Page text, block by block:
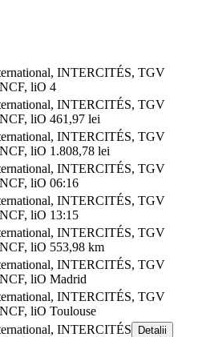
INTERCITÉS, TGV
liO 4
INTERCITÉS, TGV
liO 461,97 lei
INTERCITÉS, TGV
liO 1.808,78 lei
INTERCITÉS, TGV
liO 06:16
INTERCITÉS, TGV
liO 13:15
INTERCITÉS, TGV
liO 553,98 km
INTERCITÉS, TGV
liO Madrid
INTERCITÉS, TGV
liO Toulouse
INTERCITÉS Detalii